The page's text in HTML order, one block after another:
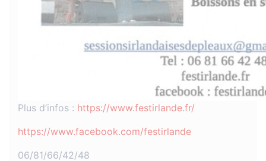
Plus d’infos : https://www.festirlande.fr/
https://www.facebook.com/festirlande
06/81/66/42/48